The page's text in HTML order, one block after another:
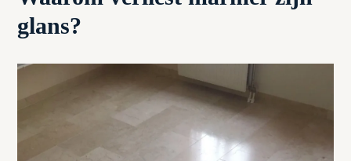
glans?